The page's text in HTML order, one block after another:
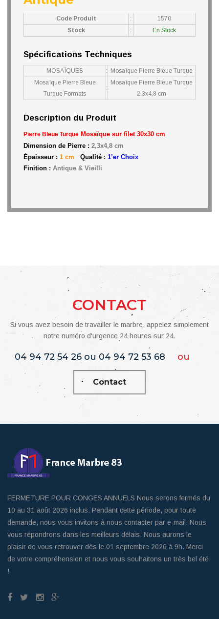
Code Produit :
1570
Stock
: En Stock
Spécifications Techniques
MOSAÏQUES :
Mosaïque Pierre Bleue Turque
Mosaïque Pierre Bleue
Turque Formats
:
Mosaïque Pierre Bleue Turque
2,3x4,8 cm
Description du Produit
Pierre Bleue Turque Mosaïque sur filet 30x30 cm
Dimension de Pierre : 2,3x4,8 cm
Épaisseur : 1 cm Qualité : 1’er Choix
Finition : Antique & Vieilli
CONTACT
Si vous avez besoin de travailler le marbre, appelez simplement
notre numéro d'urgence 24 heures sur 24.
04 94 72 54 26 ou 04 94 72 53 68 ou
Contact
FERMETURE POUR CONGES ANNUELS Nous serons fermés du
10 au 31 août 2026 inclus. Pendant cette période, pour toute
demande, nous vous invitons à nous contacter par e-mail. Nous
vous répondrons dans les meilleurs délais. Nous aurons le
plaisir de vous retrouver dès le 01 septembre 2026 à 9h. Merci
de votre compréhension et nous vous souhaitons un très bel été
!